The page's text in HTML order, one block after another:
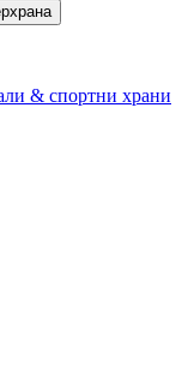
& спортни храни